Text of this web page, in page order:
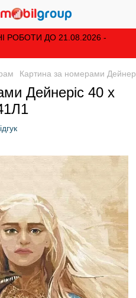
РОБОТИ ДО 21.08.2026 -
Картина за номерами
Дейнеріс 40 х